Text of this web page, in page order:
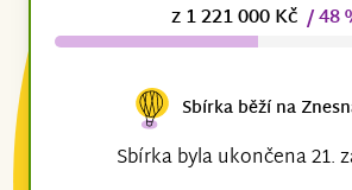
z 1 221 000 Kč / 48
Sbírka běží na
Sbírka byla ukončena 21.